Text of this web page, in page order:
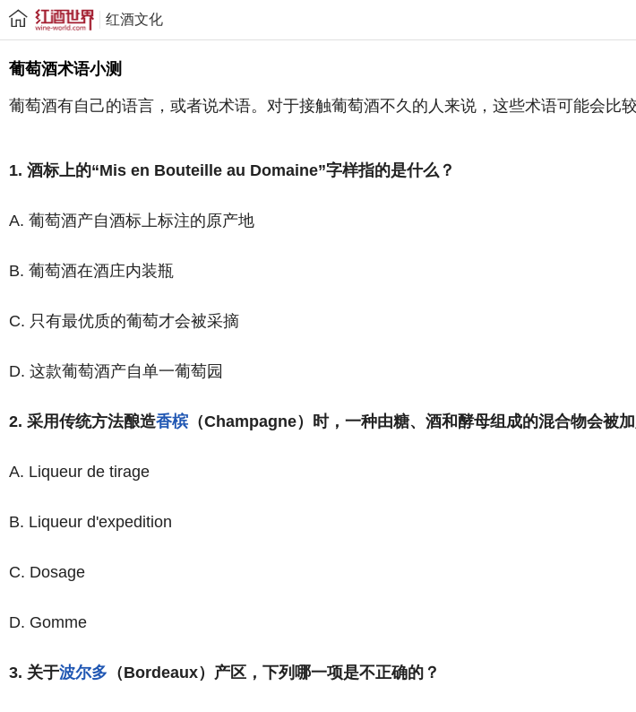
红酒文化
葡萄酒术语小测
葡萄酒有自己的语言，或者说术语。对于接触葡萄酒不久的人来说，这些术语可能会比
1. 酒标上的“Mis en Bouteille au Domaine”字样指的是什么？
A. 葡萄酒产自酒标上标注的原产地
B. 葡萄酒在酒庄内装瓶
C. 只有最优质的葡萄才会被采摘
D. 这款葡萄酒产自单一葡萄园
2. 采用传统方法酿造香槟 （Champagne）时，一种由糖、酒和酵母组成的混合物会被
A. Liqueur de tirage
B. Liqueur d'expedition
C. Dosage
D. Gomme
3. 关于波尔多 （Bordeaux）产区，下列哪一项是不正确的？